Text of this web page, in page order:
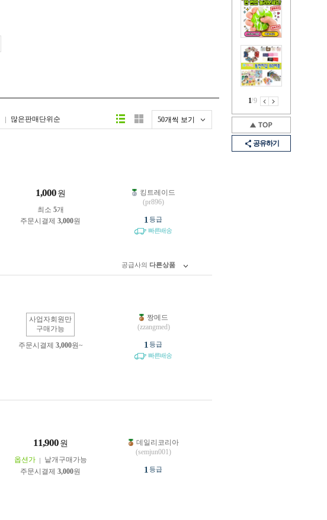
1/9
공유하기
많은판매단위순 50개씩 보기
1,000 원
최소 5개
주문시결제 3,000원
킹트레이드
(pr896)
1 등급
빠른배송
공급사의 다른상품
사업자회원만
구매가능
주문시결제 3,000원~
짱메드
(zzangmed)
1 등급
빠른배송
11,900 원
옵션가
낱개구매가능
주문시결제 3,000원
데일리코리아
(semjun001)
1 등급